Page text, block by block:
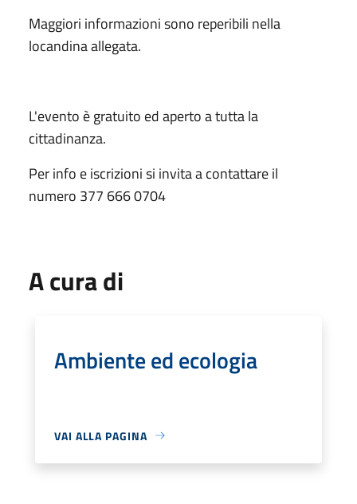
Maggiori informazioni sono reperibili nella
locandina allegata.
L'evento è gratuito ed aperto a tutta la
cittadinanza.
Per info e iscrizioni si invita a contattare il
numero 377 666 0704
A cura di
Ambiente ed ecologia
VAI ALLA PAGINA